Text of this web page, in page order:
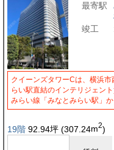
最寄駅
竣工
クイーンズタワーCは、横浜
らい駅直結のインテリジェン
みらい線「みなとみらい駅」
19階 92.94坪 (307.24m2)